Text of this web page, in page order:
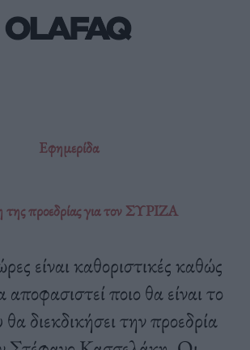
Εφημερίδα
προεδρίας για τον ΣΥΡΙΖΑ
είναι καθοριστικές καθώς
αποφασιστεί ποιο θα είναι το
διεκδικήσει την προεδρία